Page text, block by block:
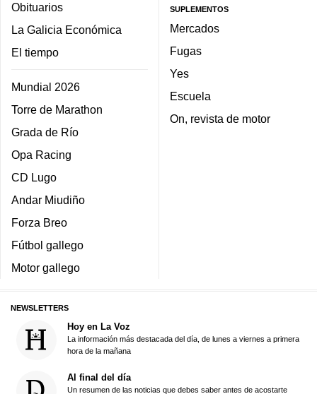
Obituarios
La Galicia Económica
El tiempo
Mundial 2026
Torre de Marathon
Grada de Río
Opa Racing
CD Lugo
Andar Miudiño
Forza Breo
Fútbol gallego
Motor gallego
SUPLEMENTOS
Mercados
Fugas
Yes
Escuela
On, revista de motor
NEWSLETTERS
Hoy en La Voz
La información más destacada del día, de lunes a viernes a primera
hora de la mañana
Al final del día
Un resumen de las noticias que debes saber antes de acostarte